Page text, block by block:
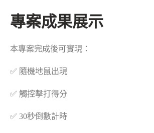
專案成果展示
本專案完成後可實現：
✅ 隨機地鼠出現
✅ 觸控擊打得分
✅ 30秒倒數計時